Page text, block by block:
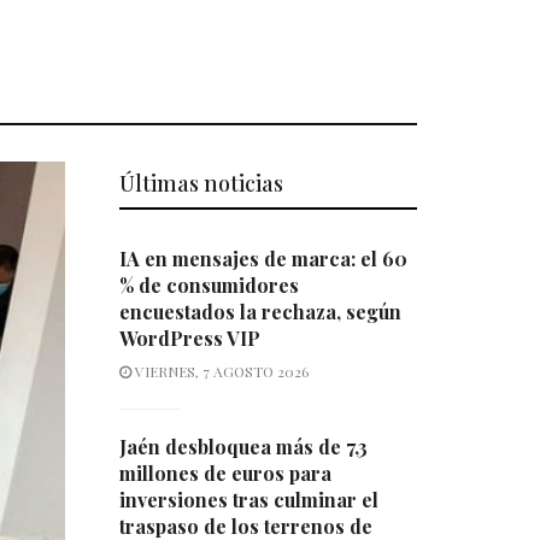
Últimas noticias
IA en mensajes de marca: el 60
% de consumidores
encuestados la rechaza, según
WordPress VIP
VIERNES, 7 AGOSTO 2026
Jaén desbloquea más de 7,3
millones de euros para
inversiones tras culminar el
traspaso de los terrenos de